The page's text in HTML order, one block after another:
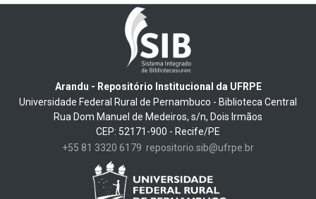
Arandu - Repositório Institucional da UFRPE
Universidade Federal Rural de Pernambuco - Biblioteca Central
Rua Dom Manuel de Medeiros, s/n, Dois Irmãos
CEP: 52171-900 - Recife/PE
+55 81 3320 6179 repositorio.sib@ufrpe.br